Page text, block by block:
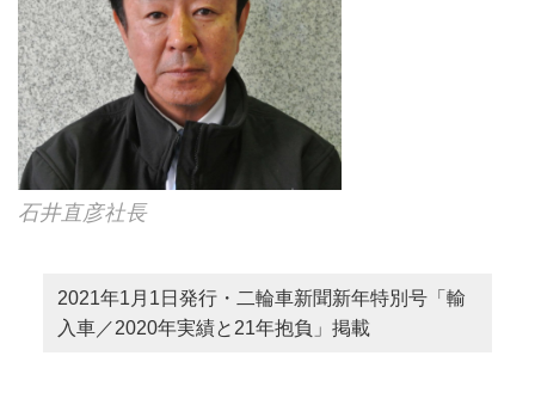
石井直彦社長
2021年1月1日発行・二輪車新聞新年特別号「輸
入車／2020年実績と21年抱負」掲載